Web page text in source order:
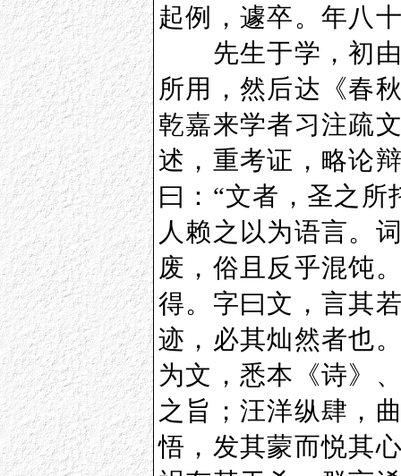
起例，遽卒。年八
先生于学，初由
所用，然后达《春
乾嘉来学者习注疏
述，重考证，略论
曰：“文者，圣之
人赖之以为语言。
废，俗且反乎混饨
得。字曰文，言其
迹，必其灿然者也
为文，悉本《诗》
之旨；汪洋纵肆，
悟，发其蒙而悦其